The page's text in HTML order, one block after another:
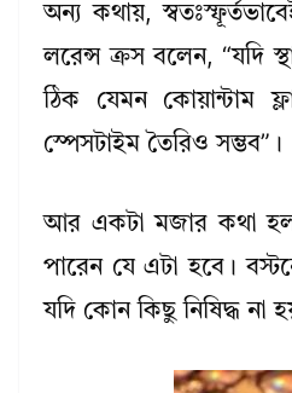
অন্য কথায়,
লরেন্স ক্রস বলেন, “যদি
ঠিক যেমন কোয়ান্টাম
স্পেসটাইম তৈরিও সম্ভব”।
আর একটা মজার কথা হল,
পারেন যে এটা হবে।
যদি কোন কিছু নিষিদ্ধ না